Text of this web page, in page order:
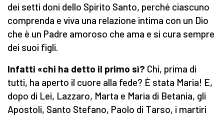
dei setti doni dello Spirito Santo, perché ciascuno
comprenda e viva una relazione intima con un Dio
che è un Padre amoroso che ama e si cura sempre
dei suoi figli.
Infatti «chi ha detto il primo sì? Chi, prima di
tutti, ha aperto il cuore alla fede? È stata Maria! E,
dopo di Lei, Lazzaro, Marta e Maria di Betania, gli
Apostoli, Santo Stefano, Paolo di Tarso, i martiri